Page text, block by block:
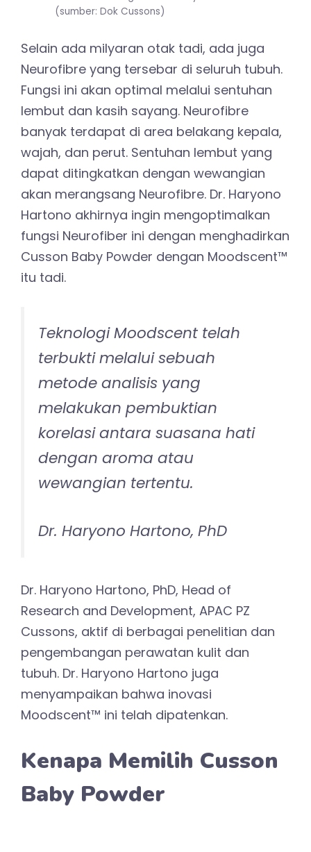
(sumber: Dok Cussons)
Selain ada milyaran otak tadi, ada juga
Neurofibre yang tersebar di seluruh tubuh.
Fungsi ini akan optimal melalui sentuhan
lembut dan kasih sayang. Neurofibre
banyak terdapat di area belakang kepala,
wajah, dan perut. Sentuhan lembut yang
dapat ditingkatkan dengan wewangian
akan merangsang Neurofibre. Dr. Haryono
Hartono akhirnya ingin mengoptimalkan
fungsi Neurofiber ini dengan menghadirkan
Cusson Baby Powder dengan Moodscent™
itu tadi.
Teknologi Moodscent telah
terbukti melalui sebuah
metode analisis yang
melakukan pembuktian
korelasi antara suasana hati
dengan aroma atau
wewangian tertentu.
Dr. Haryono Hartono, PhD
Dr. Haryono Hartono, PhD, Head of
Research and Development, APAC PZ
Cussons, aktif di berbagai penelitian dan
pengembangan perawatan kulit dan
tubuh. Dr. Haryono Hartono juga
menyampaikan bahwa inovasi
Moodscent™ ini telah dipatenkan.
Kenapa Memilih Cusson
Baby Powder